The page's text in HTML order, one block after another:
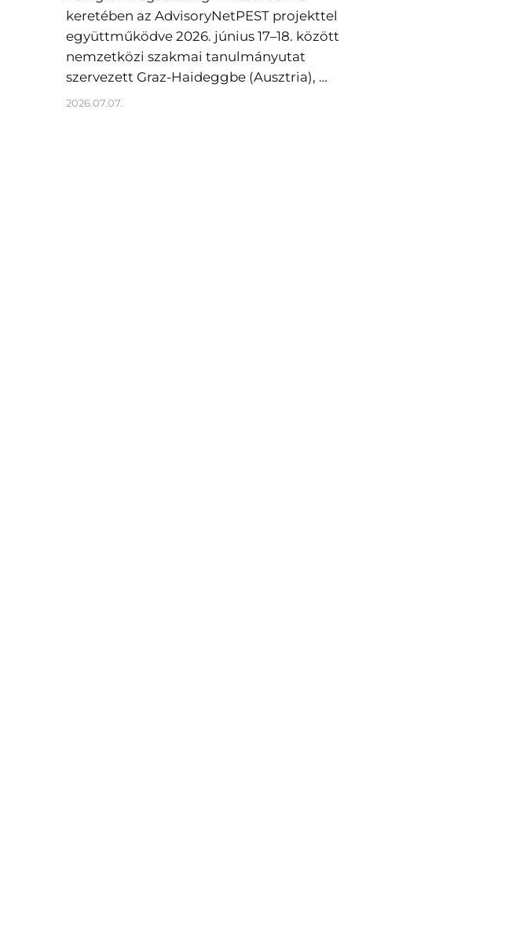
keretében az AdvisoryNetPEST projekttel
együttműködve 2026. június 17–18. között
nemzetközi szakmai tanulmányutat
szervezett Graz-Haideggbe (Ausztria), …
2026.07.07.